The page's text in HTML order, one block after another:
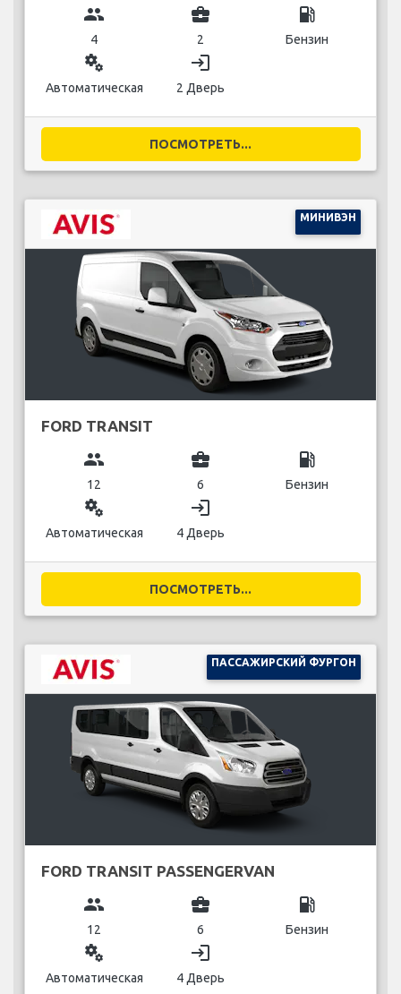
group
4
business_center
2
local_gas_station
Бензин
miscellaneous_services
Автоматическая
login
2 Дверь
ПОСМОТРЕТЬ...
МИНИВЭН
FORD TRANSIT
group
12
business_center
6
local_gas_station
Бензин
miscellaneous_services
Автоматическая
login
4 Дверь
ПОСМОТРЕТЬ...
ПАССАЖИРСКИЙ ФУРГОН
FORD TRANSIT PASSENGERVAN
group
12
business_center
6
local_gas_station
Бензин
miscellaneous_services
Автоматическая
login
4 Дверь